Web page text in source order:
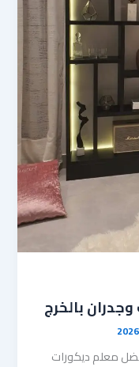
بالخرج
معلم ديكورات